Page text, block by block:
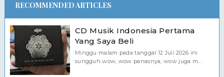
RECOMMENDED ARTICLES
CD Musik Indonesia Pertama
Yang Saya Beli
Minggu malam pada tanggal 12 Juli 2026 ini
sungguh wow, wow panasnya, wow juga m...